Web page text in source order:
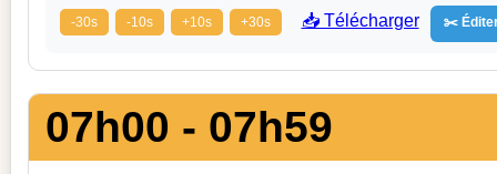
-30s -10s +10s +30s 📥 Télécharger ✂️
07h00 - 07h59